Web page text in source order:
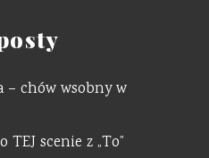
– chów wsobny w
scenie z „To”